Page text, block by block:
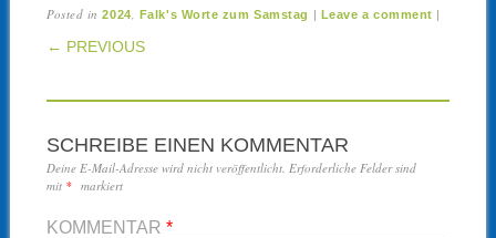
Posted in2024 Falk's Worte zum Samstag | Leave a comment |
POST NAVIGATION
← PREVIOUS
SCHREIBE EINEN KOMMENTAR
Deine E-Mail-Adresse wird nicht veröffentlicht. Erforderliche Felder sind
mit * markiert
KOMMENTAR *